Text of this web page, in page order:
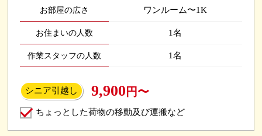
お部屋の広さ ワンルーム〜1K
お住まいの人数 1名
作業スタッフの人数 1名
シニア引越し 9,900 円〜
ちょっとした荷物の移動及び運搬など